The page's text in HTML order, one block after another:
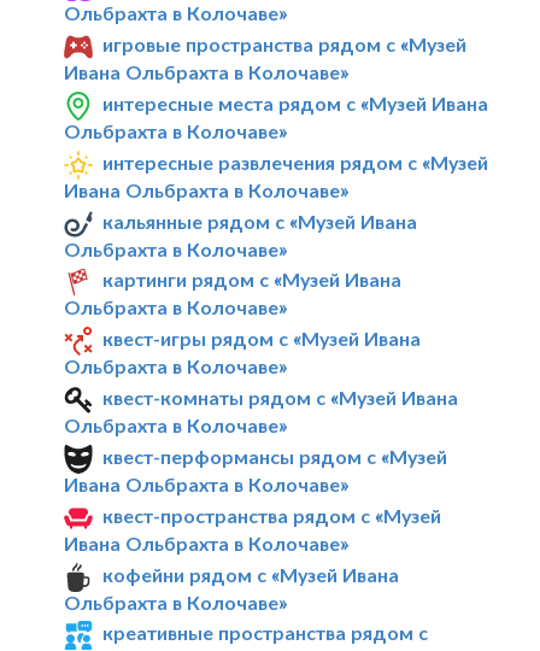
Ольбрахта в Колочаве»
игровые пространства рядом с «Музей
Ивана Ольбрахта в Колочаве»
интересные места рядом с «Музей Ивана
Ольбрахта в Колочаве»
интересные развлечения рядом с «Музей
Ивана Ольбрахта в Колочаве»
кальянные рядом с «Музей Ивана
Ольбрахта в Колочаве»
картинги рядом с «Музей Ивана
Ольбрахта в Колочаве»
квест-игры рядом с «Музей Ивана
Ольбрахта в Колочаве»
квест-комнаты рядом с «Музей Ивана
Ольбрахта в Колочаве»
квест-перформансы рядом с «Музей
Ивана Ольбрахта в Колочаве»
квест-пространства рядом с «Музей
Ивана Ольбрахта в Колочаве»
кофейни рядом с «Музей Ивана
Ольбрахта в Колочаве»
креативные пространства рядом с